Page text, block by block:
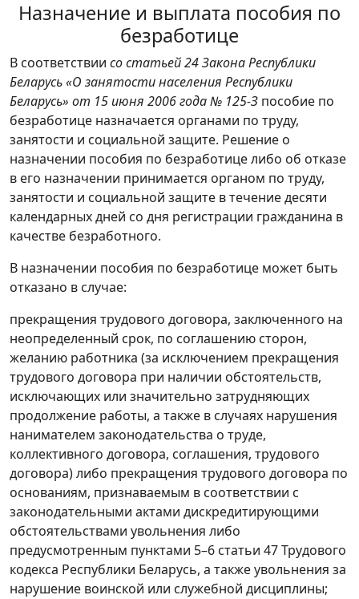
Назначение и выплата пособия по
безработице
В соответствии со статьей 24 Закона Республики
Беларусь «О занятости населения Республики
Беларусь» от 15 июня 2006 года № 125-З пособие по
безработице назначается органами по труду,
занятости и социальной защите. Решение о
назначении пособия по безработице либо об отказе
в его назначении принимается органом по труду,
занятости и социальной защите в течение десяти
календарных дней со дня регистрации гражданина в
качестве безработного.
В назначении пособия по безработице может быть
отказано в случае:
прекращения трудового договора, заключенного на
неопределенный срок, по соглашению сторон,
желанию работника (за исключением прекращения
трудового договора при наличии обстоятельств,
исключающих или значительно затрудняющих
продолжение работы, а также в случаях нарушения
нанимателем законодательства о труде,
коллективного договора, соглашения, трудового
договора) либо прекращения трудового договора по
основаниям, признаваемым в соответствии с
законодательными актами дискредитирующими
обстоятельствами увольнения либо
предусмотренным пунктами 5–6 статьи 47 Трудового
кодекса Республики Беларусь, а также увольнения за
нарушение воинской или служебной дисциплины;
Дзяржаўныя дапамогі сем'ям, якія
выхоўваюць дзяцей
Дзяржаўная адрасная сацыяльная падтрымка
Дапамогі на дзяцей ад 3 да 18 гадоў у перыяд
выхавання дзіцяці ва ўзросце да 3-х гадоў
Даведачная інфармацыя для звестак грамадзян
Памер дапамогі на пахаванне
Тэрміны выплаты пенсій
Упраўленне па працы, занятасці і сацыяльнай
абароне
Структура кіравання
Графік прыёму грамадзян
Спецыялісты кіравання
Занятасць
Льготы, правы і гарантыі для людзей з
інваліднасцю
Фонд сацыяльнай абароны насельніцтва